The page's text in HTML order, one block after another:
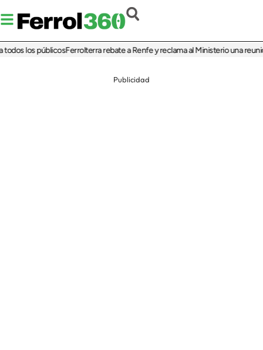
los públicosFerrolterra rebate a Renfe y reclama al Ministerio una reunión
Publicidad